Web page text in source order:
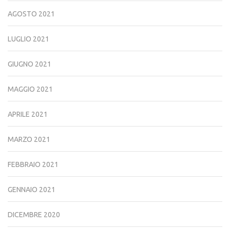
AGOSTO 2021
LUGLIO 2021
GIUGNO 2021
MAGGIO 2021
APRILE 2021
MARZO 2021
FEBBRAIO 2021
GENNAIO 2021
DICEMBRE 2020